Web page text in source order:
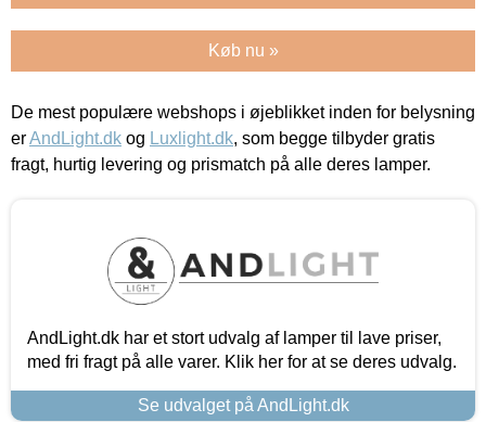
Køb nu »
De mest populære webshops i øjeblikket inden for belysning
erAndLight.dk og Luxlight.dk, som begge tilbyder gratis
fragt, hurtig levering og prismatch på alle deres lamper.
AndLight.dk har et stort udvalg af lamper til lave priser,
med fri fragt på alle varer. Klik her for at se deres udvalg.
Se udvalget på AndLight.dk